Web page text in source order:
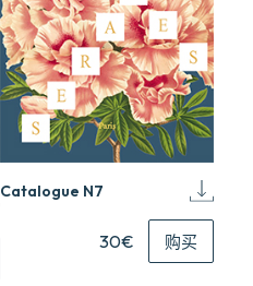
Catalogue N7
30€ 购买